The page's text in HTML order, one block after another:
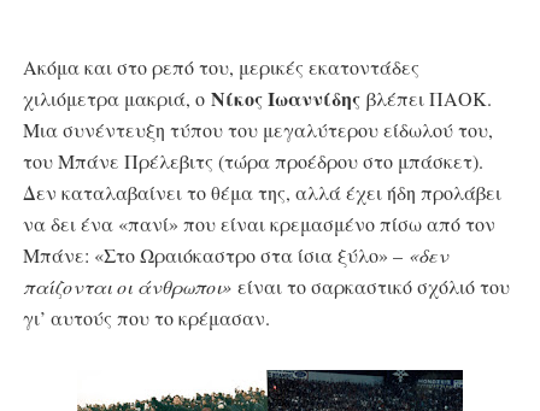
Ακόμα και στο ρεπό του, μερικές εκατοντάδες
χιλιόμετρα μακριά, ο Νίκος Ιωαννίδηςβλέπει ΠΑΟΚ.
Μια συνέντευξη τύπου του μεγαλύτερου είδωλού του,
του Μπάνε Πρέλεβιτς (τώρα προέδρου στο μπάσκετ).
Δεν καταλαβαίνει το θέμα της, αλλά έχει ήδη προλάβει
να δει ένα «πανί» που είναι κρεμασμένο πίσω από τον
Μπάνε: «Στο Ωραιόκαστρο στα ίσια ξύλο» – «δεν
παίζονται οι άνθρωποι»είναι το σαρκαστικό σχόλιό του
γι’ αυτούς που το κρέμασαν.